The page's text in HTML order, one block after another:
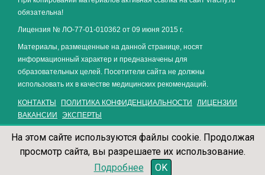
обязательна!
Лицензия № ЛО-77-01-010362 от 09 июня 2015 г.
Материалы, размещенные на данной странице, носят
информационный характер и предназначены для
образовательных целей. Посетители сайта не должны
использовать их в качестве медицинских рекомендаций.
КОНТАКТЫ ПОЛИТИКА КОНФИДЕНЦИАЛЬНОСТИ
ЛИЦЕНЗИИ
ВАКАНСИИ
ЭКСПЕРТЫ
На этом сайте используются файлы cookie. Продолжая
просмотр сайта, вы разрешаете их использование.
Подробнее
OK